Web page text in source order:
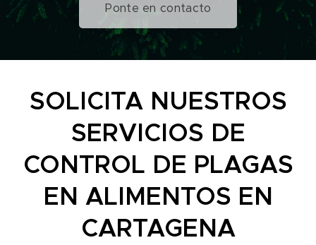
Ponte en contacto
SOLICITA NUESTROS
SERVICIOS DE
CONTROL DE PLAGAS
EN ALIMENTOS EN
CARTAGENA